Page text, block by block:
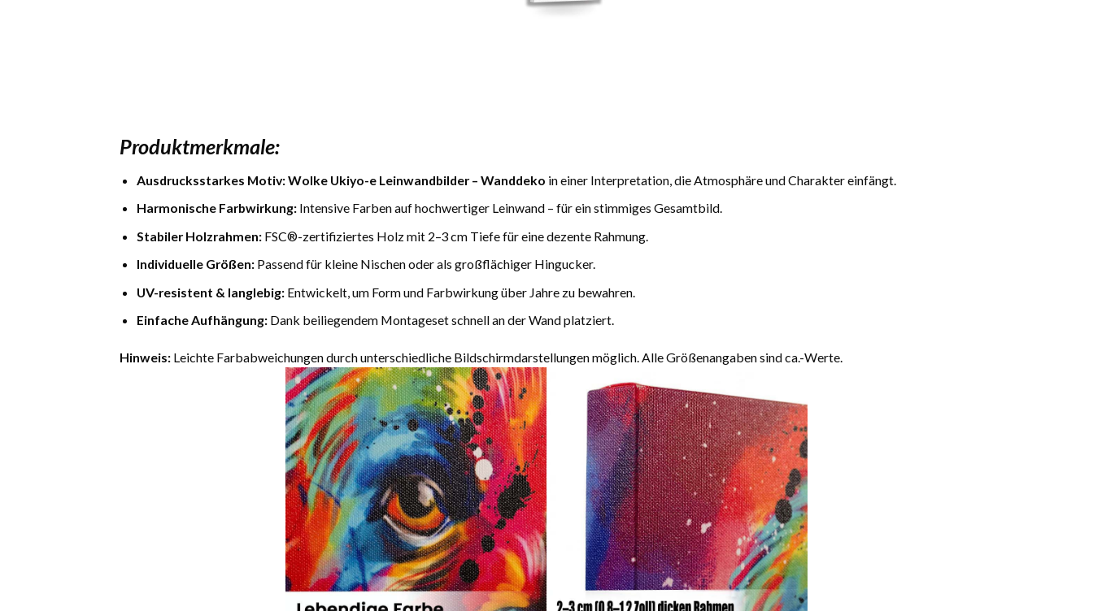
Produktmerkmale:
Ausdrucksstarkes Motiv:Wolke Ukiyo-e Leinwandbilder – Wanddeko in einer Interpretation, die Atmosphäre und Charakter einfängt.
Harmonische Farbwirkung:Intensive Farben auf hochwertiger Leinwand – für ein stimmiges Gesamtbild.
Stabiler Holzrahmen:FSC®-zertifiziertes Holz mit 2–3 cm Tiefe für eine dezente Rahmung.
Individuelle Größen:Passend für kleine Nischen oder als großflächiger Hingucker.
UV-resistent & langlebig:Entwickelt, um Form und Farbwirkung über Jahre zu bewahren.
Einfache Aufhängung:Dank beiliegendem Montageset schnell an der Wand platziert.
Hinweis: Leichte Farbabweichungen durch unterschiedliche Bildschirmdarstellungen möglich. Alle Größenangaben sind ca.-Werte.